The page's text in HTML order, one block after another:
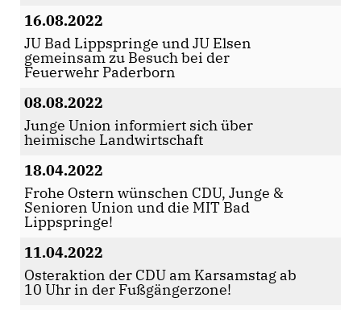
16.08.2022
JU Bad Lippspringe und JU Elsen
gemeinsam zu Besuch bei der
Feuerwehr Paderborn
08.08.2022
Junge Union informiert sich über
heimische Landwirtschaft
18.04.2022
Frohe Ostern wünschen CDU, Junge &
Senioren Union und die MIT Bad
Lippspringe!
11.04.2022
Osteraktion der CDU am Karsamstag ab
10 Uhr in der Fußgängerzone!